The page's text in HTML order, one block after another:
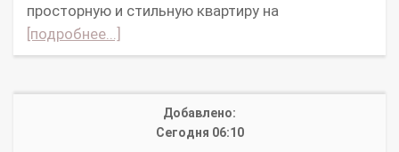
просторную и стильную квартиру на
[подробнее...]
Добавлено:
Сегодня 06:10